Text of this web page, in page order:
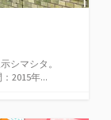
シマシタ。
2015年...